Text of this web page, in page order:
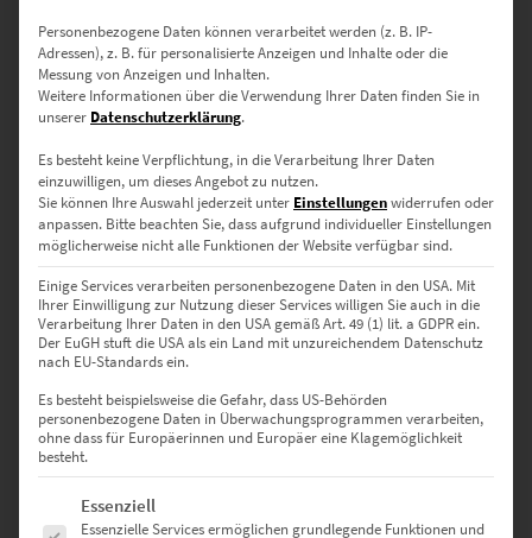
Bewertungen
Es gibt noch keine Bewertungen.
SCHREIBE DIE ERSTE BEWERTUNG FÜR „EZ00897 FRANKFURT
Personenbezogene Daten können verarbeitet werden (z. B. IP-
Adressen), z. B. für personalisierte Anzeigen und Inhalte oder die
Messung von Anzeigen und Inhalten.
Weitere Informationen über die Verwendung Ihrer Daten finden Sie in
unserer Datenschutzerklärung.
Es besteht keine Verpflichtung, in die Verarbeitung Ihrer Daten
einzuwilligen, um dieses Angebot zu nutzen.
Sie können Ihre Auswahl jederzeit unter Einstellungenwiderrufen oder
anpassen. Bitte beachten Sie, dass aufgrund individueller Einstellungen
möglicherweise nicht alle Funktionen der Website verfügbar sind.
Einige Services verarbeiten personenbezogene Daten in den USA. Mit
Ihrer Einwilligung zur Nutzung dieser Services willigen Sie auch in die
Verarbeitung Ihrer Daten in den USA gemäß Art. 49 (1) lit. a GDPR ein.
Der EuGH stuft die USA als ein Land mit unzureichendem Datenschutz
nach EU-Standards ein.
Es besteht beispielsweise die Gefahr, dass US-Behörden
personenbezogene Daten in Überwachungsprogrammen verarbeiten,
ohne dass für Europäerinnen und Europäer eine Klagemöglichkeit
besteht.
Es folgt eine Liste der Service-Gruppen, für die eine Einwilligung
Essenziell
Essenzielle Services ermöglichen grundlegende Funktionen und